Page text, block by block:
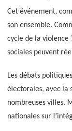
Cet événement,
son ensemble.
cycle de la violence
sociales peuvent
Les débats
électorales, avec la
nombreuses villes.
nationales sur